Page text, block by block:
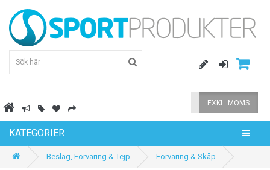
EXKL. MOMS
KATEGORIER
Beslag, Förvaring & Tejp Förvaring & Skåp